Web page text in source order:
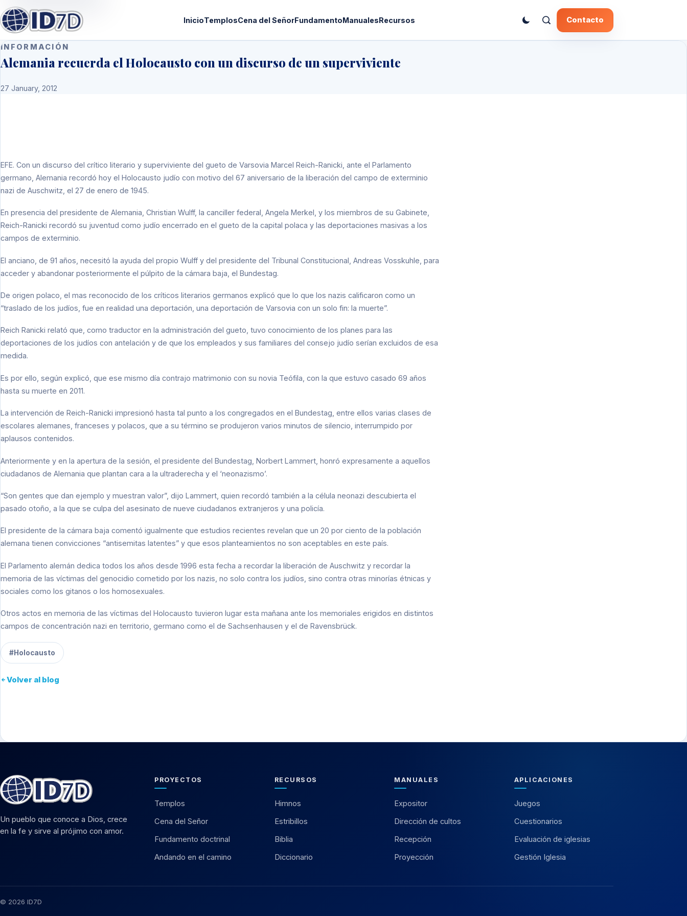
InicioTemplosCena del SeñorFundamentoManualesRecursos Contacto
INFORMACIÓN
Alemania recuerda el Holocausto con un discurso de un superviviente
27 January, 2012
EFE. Con un discurso del crítico literario y superviviente del gueto de Varsovia Marcel Reich-Ranicki, ante el Parlamento
germano, Alemania recordó hoy el Holocausto judío con motivo del 67 aniversario de la liberación del campo de exterminio
nazi de Auschwitz, el 27 de enero de 1945.
En presencia del presidente de Alemania, Christian Wulff, la canciller federal, Angela Merkel, y los miembros de su Gabinete,
Reich-Ranicki recordó su juventud como judío encerrado en el gueto de la capital polaca y las deportaciones masivas a los
campos de exterminio.
El anciano, de 91 años, necesitó la ayuda del propio Wulff y del presidente del Tribunal Constitucional, Andreas Vosskuhle, para
acceder y abandonar posteriormente el púlpito de la cámara baja, el Bundestag.
De origen polaco, el mas reconocido de los críticos literarios germanos explicó que lo que los nazis calificaron como un
“traslado de los judíos, fue en realidad una deportación, una deportación de Varsovia con un solo fin: la muerte”.
Reich Ranicki relató que, como traductor en la administración del gueto, tuvo conocimiento de los planes para las
deportaciones de los judíos con antelación y de que los empleados y sus familiares del consejo judío serían excluidos de esa
medida.
Es por ello, según explicó, que ese mismo día contrajo matrimonio con su novia Teófila, con la que estuvo casado 69 años
hasta su muerte en 2011.
La intervención de Reich-Ranicki impresionó hasta tal punto a los congregados en el Bundestag, entre ellos varias clases de
escolares alemanes, franceses y polacos, que a su término se produjeron varios minutos de silencio, interrumpido por
aplausos contenidos.
Anteriormente y en la apertura de la sesión, el presidente del Bundestag, Norbert Lammert, honró expresamente a aquellos
ciudadanos de Alemania que plantan cara a la ultraderecha y el ‘neonazismo’.
“Son gentes que dan ejemplo y muestran valor”, dijo Lammert, quien recordó también a la célula neonazi descubierta el
pasado otoño, a la que se culpa del asesinato de nueve ciudadanos extranjeros y una policía.
El presidente de la cámara baja comentó igualmente que estudios recientes revelan que un 20 por ciento de la población
alemana tienen convicciones “antisemitas latentes” y que esos planteamientos no son aceptables en este país.
El Parlamento alemán dedica todos los años desde 1996 esta fecha a recordar la liberación de Auschwitz y recordar la
memoria de las víctimas del genocidio cometido por los nazis, no solo contra los judíos, sino contra otras minorías étnicas y
sociales como los gitanos o los homosexuales.
Otros actos en memoria de las víctimas del Holocausto tuvieron lugar esta mañana ante los memoriales erigidos en distintos
campos de concentración nazi en territorio, germano como el de Sachsenhausen y el de Ravensbrück.
#Holocausto
Volver al blog
Un pueblo que conoce a Dios, crece
en la fe y sirve al prójimo con amor.
PROYECTOS
Templos
Cena del Señor
Fundamento doctrinal
Andando en el camino
RECURSOS
Himnos
Estribillos
Biblia
Diccionario
MANUALES
Expositor
Dirección de cultos
Recepción
Proyección
APLICACIONES
Juegos
Cuestionarios
Evaluación de iglesias
Gestión Iglesia
© 2026 ID7D